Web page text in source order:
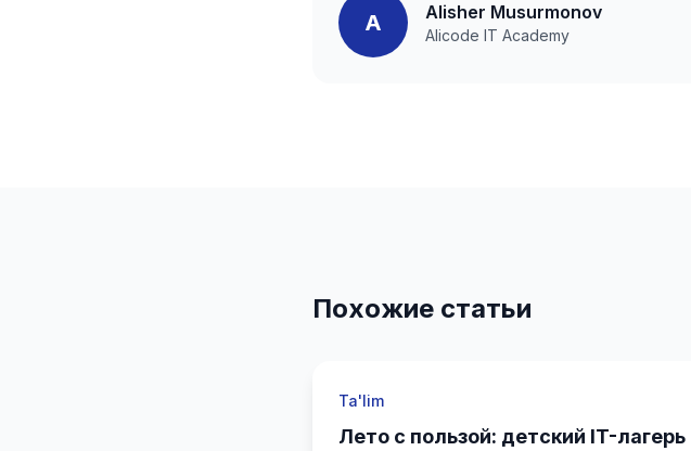
A Alisher Musurmonov
Alicode IT Academy
Похожие статьи
Ta'lim
Лето с пользой: детский IT-лагерь